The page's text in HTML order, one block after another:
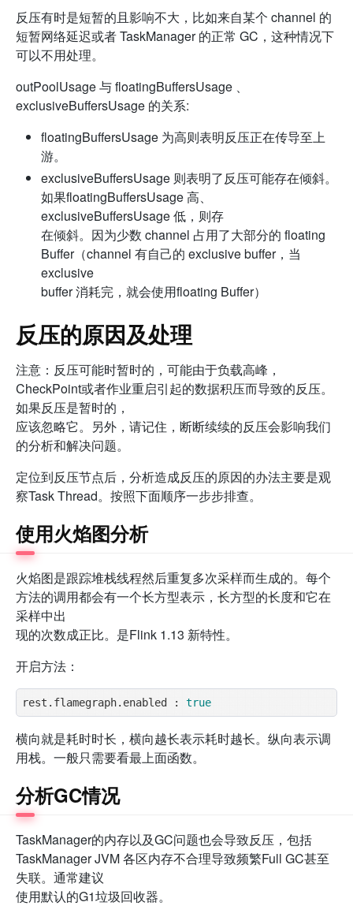
反压有时是短暂的且影响不大，比如来自某个 channel 的
短暂网络延迟或者 TaskManager 的正常 GC，这种情况下
可以不用处理。
outPoolUsage 与 floatingBuffersUsage 、
exclusiveBuffersUsage 的关系:
floatingBuffersUsage 为高则表明反压正在传导至上
游。
exclusiveBuffersUsage 则表明了反压可能存在倾斜。
如果floatingBuffersUsage 高、
exclusiveBuffersUsage 低，则存
在倾斜。因为少数 channel 占用了大部分的 floating
Buffer（channel 有自己的 exclusive buffer，当
exclusive
buffer 消耗完，就会使用floating Buffer）
反压的原因及处理
注意：反压可能时暂时的，可能由于负载高峰，
CheckPoint或者作业重启引起的数据积压而导致的反压。
如果反压是暂时的，
应该忽略它。另外，请记住，断断续续的反压会影响我们
的分析和解决问题。
定位到反压节点后，分析造成反压的原因的办法主要是观
察Task Thread。按照下面顺序一步步排查。
使用火焰图分析
火焰图是跟踪堆栈线程然后重复多次采样而生成的。每个
方法的调用都会有一个长方型表示，长方型的长度和它在
采样中出
现的次数成正比。是Flink 1.13 新特性。
开启方法：
rest.flamegraph.enabled : true
横向就是耗时时长，横向越长表示耗时越长。纵向表示调
用栈。一般只需要看最上面函数。
分析GC情况
TaskManager的内存以及GC问题也会导致反压，包括
TaskManager JVM 各区内存不合理导致频繁Full GC甚至
失联。通常建议
使用默认的G1垃圾回收器。